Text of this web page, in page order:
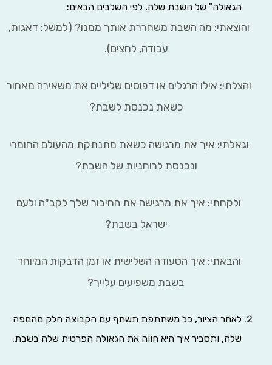
הגאולה" של השבת שלה, לפי השלבים הבאים:
מה השבת משחררת אותך ממנו? (למשל: דאגות,
עבודה, לחצים).
אילו הרגלים או דפוסים שליליים את משאירה מאחור
כשאת נכנסת לשבת?
איך את מרגישה כשאת מתנתקת מהעולם החומרי
ונכנסת לרוחניות של השבת?
איך את מרגישה את החיבור שלך לקב"ה ולעם
ישראל בשבת?
איך הסעודה השלישית או זמן הדבקות המיוחד
בשבת משפיעים עלייך?
לאחר הציור, כל משתתפת תשתף עם הקבוצה חלק מהמפה
שלה, ותסביר איך היא חווה את הגאולה הפרטית שלה בשבת.